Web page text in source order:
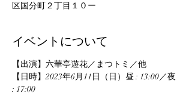
区国分町２丁目１０ー
イベントについて
【出演】六華亭遊花／まつトミ／他
【日時】2023年6月11日（日）昼 : 13:00／夜
: 17:00